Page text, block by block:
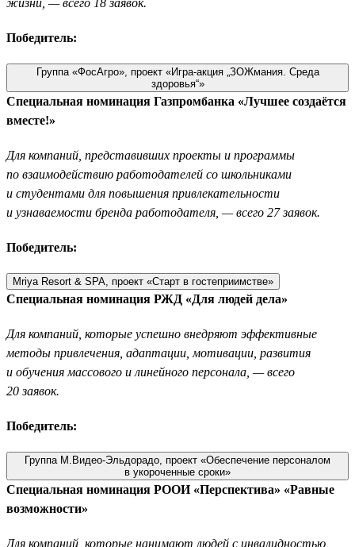
Победитель:
Группа «ФосАгро», проект «Игра-акция „ЗОЖмания. Среда
здоровья“»
Специальная номинация Газпромбанка «Лучшее создаётся
вместе!»
Для компаний, представивших проекты и программы
по взаимодействию работодателей со школьниками
и студентами для повышения привлекательности
и узнаваемости бренда работодателя, — всего 27 заявок.
Победитель:
Mriya Resort & SPA, проект «Старт в гостеприимстве»
Специальная номинация РЖД «Для людей дела»
Для компаний, которые успешно внедряют эффективные
методы привлечения, адаптации, мотивации, развития
и обучения массового и линейного персонала, — всего
20 заявок.
Победитель:
Группа М.Видео-Эльдорадо, проект «Обеспечение персоналом
в укороченные сроки»
Специальная номинация РООИ «Перспектива» «Равные
возможности»
Для компаний, которые нанимают людей с инвалидностью,